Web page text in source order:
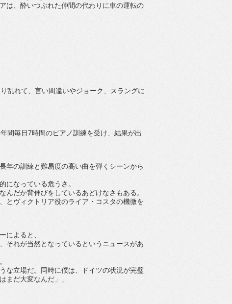
は、酔いつぶれた仲間の代わりに車の運転の
乱れて、言い間違いやジョーク、スラングに
間毎日7時間のピアノ訓練を受け、結果が出
年の訓練と難易度の高い曲を弾くシーンから
になっている危うさ。
だか背伸びをしているあどけなさもある。
とヴィクトリア役のライア・コスタの機微を
によると、
それが当然となっているというニュースがあ
な立場だ。同時に僕は、ドイツの状況が完璧
まだ大変なんだ」